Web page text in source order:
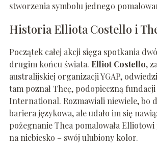
stworzenia symbolu jednego
Historia Elliota Costello i
Początek całej akcji sięga spotkania
drugim końcu świata. Elliot Costello,
australijskiej organizacji YGAP,
tam poznał Theę, podopieczną
International. Rozmawiali niewiele, bo
bariera językowa, ale udało im się
pożegnanie Thea pomalowała
na niebiesko – swój ulubiony kolor.